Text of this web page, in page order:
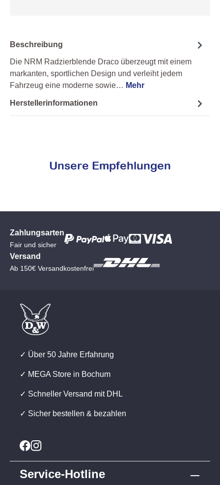
Beschreibung
Die NRM Radzierblende Draco überzeugt mit einem
markanten, sportlichen Design und verleiht jedem
Fahrzeug eine moderne sowie… Mehr
Herstellerinformationen
Unsere Empfehlungen
Zahlungsarten
Fair und sicher
Versand
Ab 150€ Versandkostenfrei
✓ Über 50 Jahre Erfahrung
✓ MEGA Store in Bochum
✓ Schneller Versand mit DHL
✓ Sicher bestellen & bezahlen
Service-Hotline